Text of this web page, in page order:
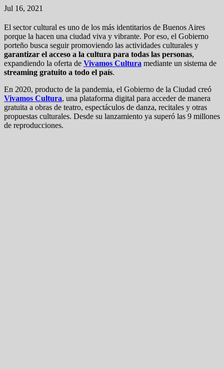
Jul 16, 2021
El sector cultural es uno de los más identitarios de Buenos Aires
porque la hacen una ciudad viva y vibrante. Por eso, el Gobierno
porteño busca seguir promoviendo las actividades culturales y
garantizar el acceso a la cultura para todas las personas,
expandiendo la oferta de Vivamos Cultura mediante un sistema de
streaming gratuito a todo el país.
En 2020, producto de la pandemia, el Gobierno de la Ciudad creó
Vivamos Cultura, una plataforma digital para acceder de manera
gratuita a obras de teatro, espectáculos de danza, recitales y otras
propuestas culturales. Desde su lanzamiento ya superó las 9 millones
de reproducciones.